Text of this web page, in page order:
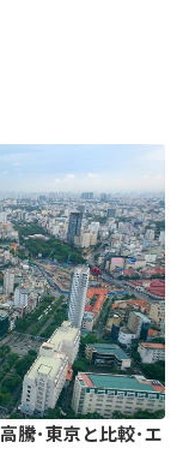
騰･東京と比較･エ